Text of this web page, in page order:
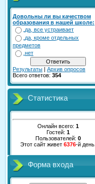
Довольны ли вы качеством
образования в нашей школе:
да, все устраивает
да, кроме отдельных
предметов
нет
Результаты | Архив опросов
Всего ответов: 354
Статистика
Онлайн всего: 1
Гостей: 1
Пользователей: 0
Этот сайт живет 6376-й день.
Форма входа